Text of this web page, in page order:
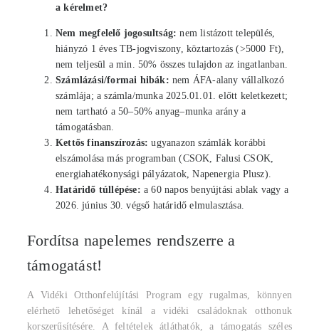
a kérelmet?
Nem megfelelő jogosultság: nem listázott település,
hiányzó 1 éves TB-jogviszony, köztartozás (>5000 Ft),
nem teljesül a min. 50% összes tulajdon az ingatlanban.
Számlázási/formai hibák: nem ÁFA-alany vállalkozó
számlája; a számla/munka 2025.01.01. előtt keletkezett;
nem tartható a 50–50% anyag–munka arány a
támogatásban.
Kettős finanszírozás: ugyanazon számlák korábbi
elszámolása más programban (CSOK, Falusi CSOK,
energiahatékonysági pályázatok, Napenergia Plusz).
Határidő túllépése: a 60 napos benyújtási ablak vagy a
2026. június 30. végső határidő elmulasztása.
Fordítsa napelemes rendszerre a
támogatást!
A Vidéki Otthonfelújítási Program egy rugalmas, könnyen
elérhető lehetőséget kínál a vidéki családoknak otthonuk
korszerűsítésére. A feltételek átláthatók, a támogatás széles